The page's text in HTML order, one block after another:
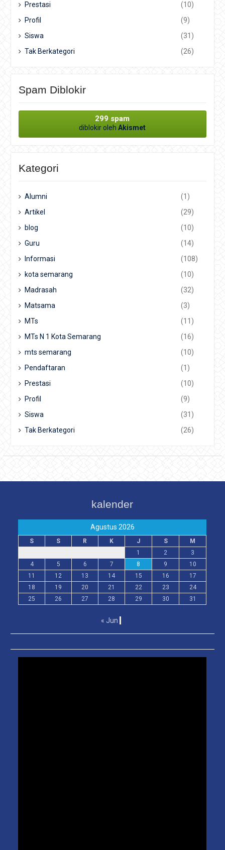
Prestasi
(10)
Profil
(9)
Siswa
(31)
Tak Berkategori
(26)
Spam Diblokir
299 spam
diblokir olehAkismet
Kategori
Alumni
(1)
Artikel
(29)
blog
(10)
Guru
(14)
Informasi
(108)
kota semarang
(10)
Madrasah
(32)
Matsama
(3)
MTs
(11)
MTs N 1 Kota Semarang
(16)
mts semarang
(10)
Pendaftaran
(1)
Prestasi
(10)
Profil
(9)
Siswa
(31)
Tak Berkategori
(26)
kalender
Agustus 2026
S S R K J S
M
1
2
3
4
5 6 7 8 9
10
11
12 13 14 15 16
17
18
19 20 21 22 23
24
25
26 27 28 29 30 31
« Jun